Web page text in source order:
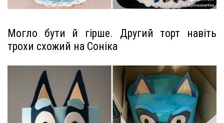
Могло бути й гірше. Другий торт навіть
трохи схожий на Соніка